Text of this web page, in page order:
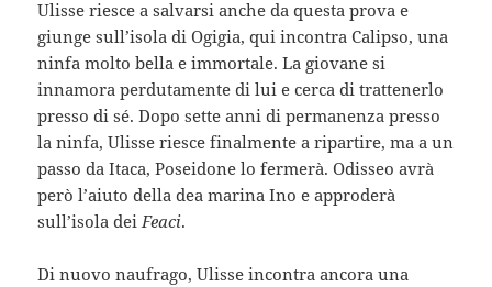
Ulisse riesce a salvarsi anche da questa prova e
giunge sull’isola di Ogigia, qui incontra Calipso, una
ninfa molto bella e immortale. La giovane si
innamora perdutamente di lui e cerca di trattenerlo
presso di sé. Dopo sette anni di permanenza presso
la ninfa, Ulisse riesce finalmente a ripartire, ma a un
passo da Itaca, Poseidone lo fermerà. Odisseo avrà
però l’aiuto della dea marina Ino e approderà
sull’isola deiFeaci.
Di nuovo naufrago, Ulisse incontra ancora una